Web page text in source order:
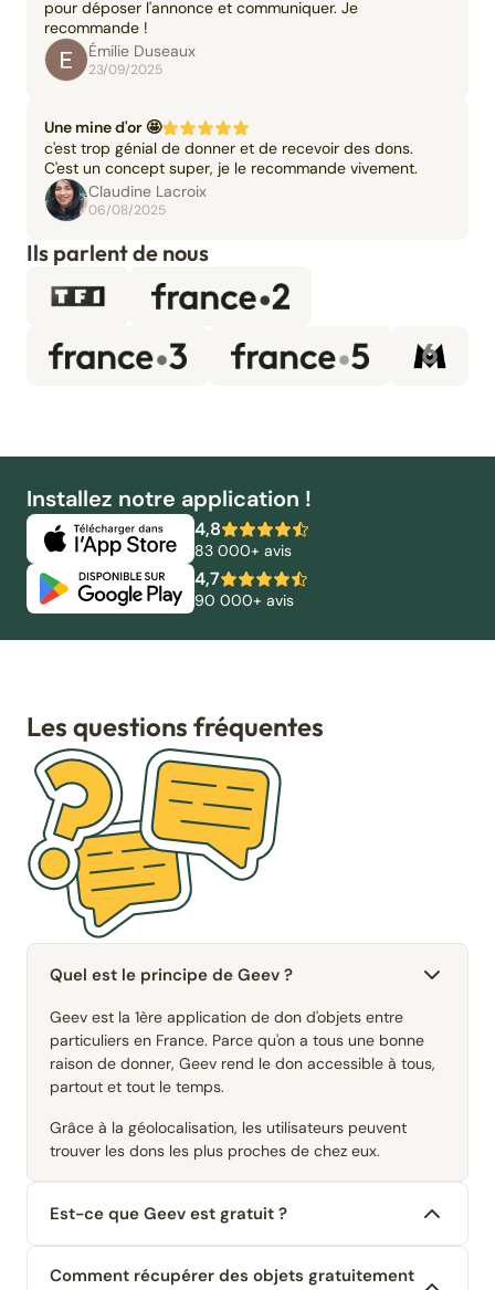
pour déposer l'annonce et communiquer. Je
recommande !
Émilie Duseaux
23/09/2025
Une mine d'or 🤩
c'est trop génial de donner et de recevoir des dons.
C'est un concept super, je le recommande vivement.
Claudine Lacroix
06/08/2025
Ils parlent de nous
Installez notre application !
4,8
83 000+ avis
4,7
90 000+ avis
Les questions fréquentes
Quel est le principe de Geev ?
Geev est la 1ère application de don d'objets entre
particuliers en France. Parce qu'on a tous une bonne
raison de donner, Geev rend le don accessible à tous,
partout et tout le temps.
Grâce à la géolocalisation, les utilisateurs peuvent
trouver les dons les plus proches de chez eux.
Est-ce que Geev est gratuit ?
Comment récupérer des objets gratuitement